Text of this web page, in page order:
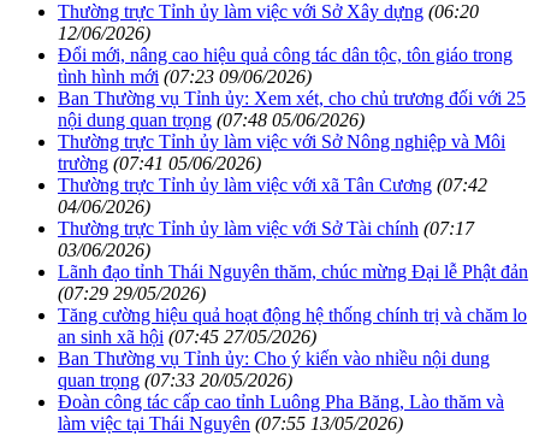
Thường trực Tỉnh ủy làm việc với Sở Xây dựng (06:20
12/06/2026)
Đổi mới, nâng cao hiệu quả công tác dân tộc, tôn giáo trong
tình hình mới (07:23 09/06/2026)
Ban Thường vụ Tỉnh ủy: Xem xét, cho chủ trương đối với 25
nội dung quan trọng (07:48 05/06/2026)
Thường trực Tỉnh ủy làm việc với Sở Nông nghiệp và Môi
trường (07:41 05/06/2026)
Thường trực Tỉnh ủy làm việc với xã Tân Cương (07:42
04/06/2026)
Thường trực Tỉnh ủy làm việc với Sở Tài chính (07:17
03/06/2026)
Lãnh đạo tỉnh Thái Nguyên thăm, chúc mừng Đại lễ Phật đản
(07:29 29/05/2026)
Tăng cường hiệu quả hoạt động hệ thống chính trị và chăm lo
an sinh xã hội (07:45 27/05/2026)
Ban Thường vụ Tỉnh ủy: Cho ý kiến vào nhiều nội dung
quan trọng (07:33 20/05/2026)
Đoàn công tác cấp cao tỉnh Luông Pha Băng, Lào thăm và
làm việc tại Thái Nguyên (07:55 13/05/2026)